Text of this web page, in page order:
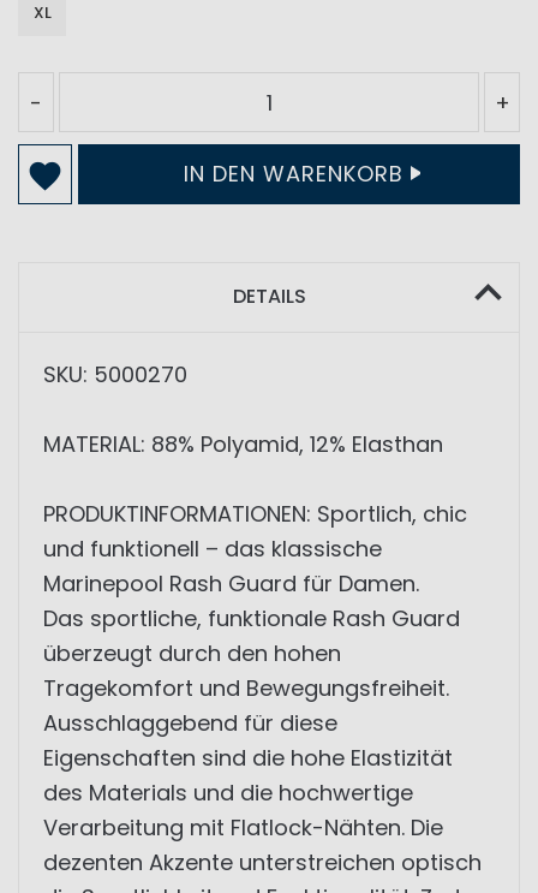
XL
- +
IN DEN WARENKORB
DETAILS
SKU: 5000270
MATERIAL: 88% Polyamid, 12% Elasthan
PRODUKTINFORMATIONEN: Sportlich, chic
und funktionell – das klassische
Marinepool Rash Guard für Damen.
Das sportliche, funktionale Rash Guard
überzeugt durch den hohen
Tragekomfort und Bewegungsfreiheit.
Ausschlaggebend für diese
Eigenschaften sind die hohe Elastizität
des Materials und die hochwertige
Verarbeitung mit Flatlock-Nähten. Die
dezenten Akzente unterstreichen optisch